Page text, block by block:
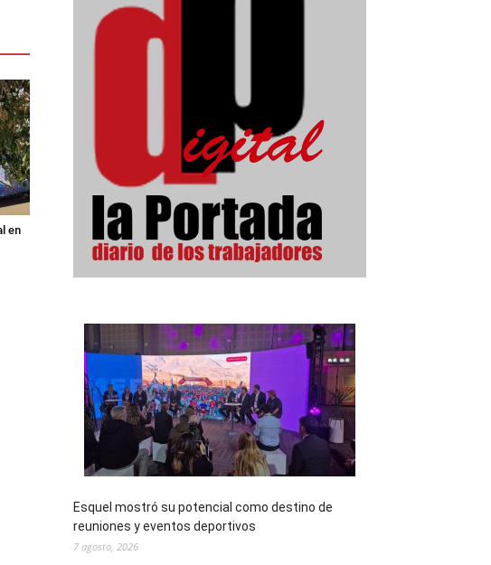
en
Esquel mostró su potencial como destino de
reuniones y eventos deportivos
7 agosto, 2026